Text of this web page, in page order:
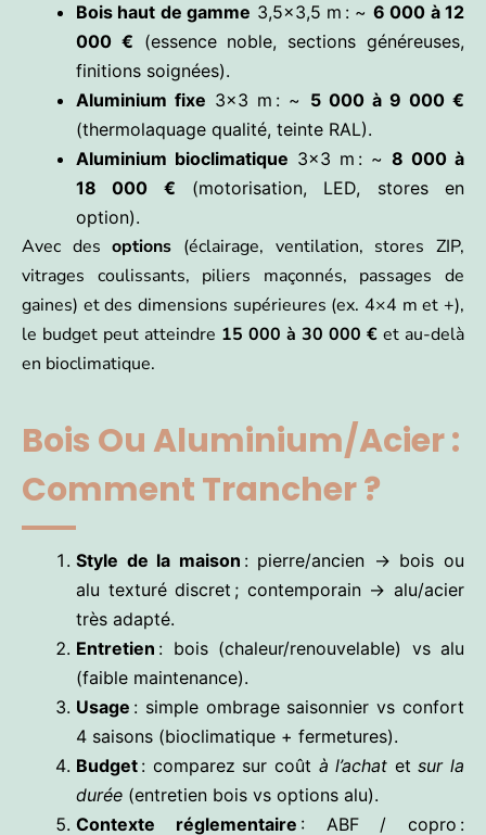
Bois haut de gamme 3,5×3,5 m : ~ 6 000 à 12
000 € (essence noble, sections généreuses,
finitions soignées).
Aluminium fixe 3×3 m : ~ 5 000 à 9 000 €
(thermolaquage qualité, teinte RAL).
Aluminium bioclimatique 3×3 m : ~ 8 000 à
18 000 € (motorisation, LED, stores en
option).
Avec desoptions (éclairage, ventilation, stores ZIP,
vitrages coulissants, piliers maçonnés, passages de
gaines) et des dimensions supérieures (ex. 4×4 m et +),
le budget peut atteindre 15 000 à 30 000 € et au-delà
en bioclimatique.
Bois Ou Aluminium/acier :
Comment Trancher ?
Style de la maison : pierre/ancien → bois ou
alu texturé discret ; contemporain → alu/acier
très adapté.
Entretien : bois (chaleur/renouvelable) vs alu
(faible maintenance).
Usage : simple ombrage saisonnier vs confort
4 saisons (bioclimatique + fermetures).
Budget : comparez sur coût à l’achat etsur la
durée (entretien bois vs options alu).
Contexte réglementaire : ABF / copro :